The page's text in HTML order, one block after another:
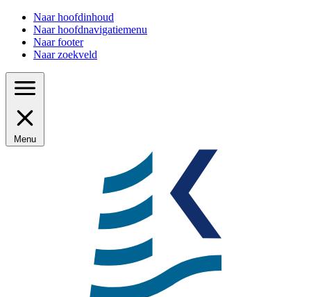
Naar hoofdinhoud
Naar hoofdnavigatiemenu
Naar footer
Naar zoekveld
Menu